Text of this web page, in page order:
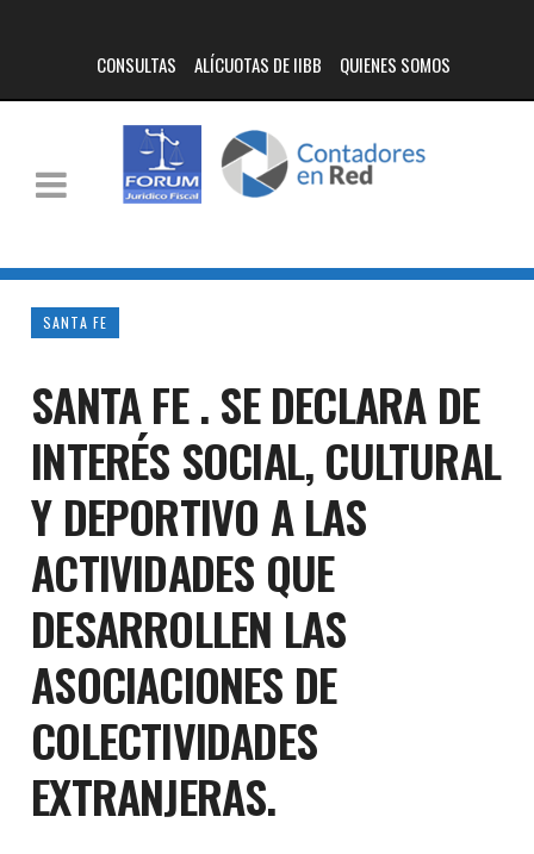
CONSULTAS ALÍCUOTAS DE IIBB QUIENES SOMOS
SANTA FE
SANTA FE . SE DECLARA DE
INTERÉS SOCIAL, CULTURAL
Y DEPORTIVO A LAS
ACTIVIDADES QUE
DESARROLLEN LAS
ASOCIACIONES DE
COLECTIVIDADES
EXTRANJERAS.